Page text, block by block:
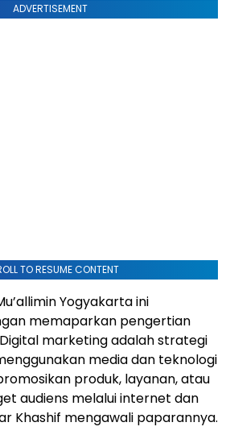
ADVERTISEMENT
TO RESUME CONTENT
Yogyakarta ini
memaparkan pengertian
marketing adalah strategi
media dan teknologi
produk, layanan, atau
audiens melalui internet dan
Khashif mengawali paparannya.